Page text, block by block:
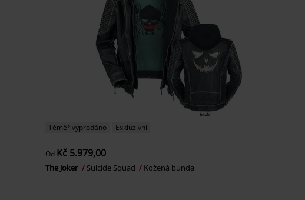
Téměř vyprodáno Exkluzivní
Od Kč 5.979,00
The Joker Suicide Squad Kožená bunda